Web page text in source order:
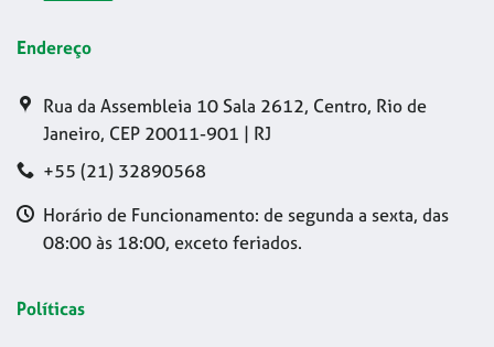
Endereço
Rua da Assembleia 10 Sala 2612, Centro, Rio de
Janeiro, CEP 20011-901 | RJ
+55 (21) 32890568
Horário de Funcionamento: de segunda a sexta, das
08:00 às 18:00, exceto feriados.
Políticas